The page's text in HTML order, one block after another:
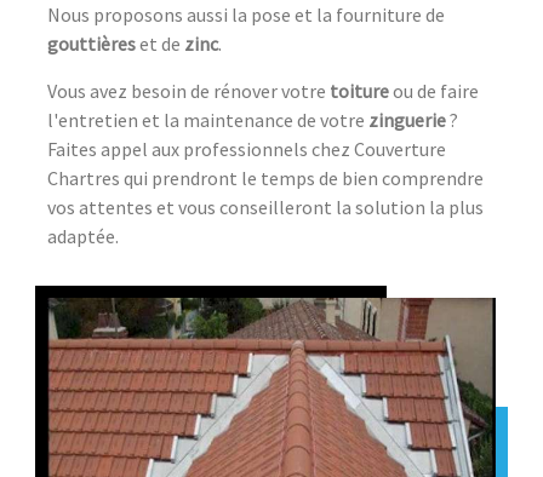
Nous proposons aussi la pose et la fourniture de
gouttièreset de zinc.
Vous avez besoin de rénover votre toitureou de faire
l'entretien et la maintenance de votre zinguerie?
Faites appel aux professionnels chez Couverture
Chartres qui prendront le temps de bien comprendre
vos attentes et vous conseilleront la solution la plus
adaptée.